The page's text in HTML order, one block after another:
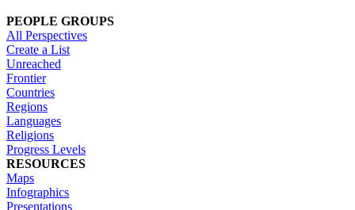
PEOPLE GROUPS
All Perspectives
Create a List
Unreached
Frontier
Countries
Regions
Languages
Religions
Progress Levels
RESOURCES
Maps
Infographics
Presentations